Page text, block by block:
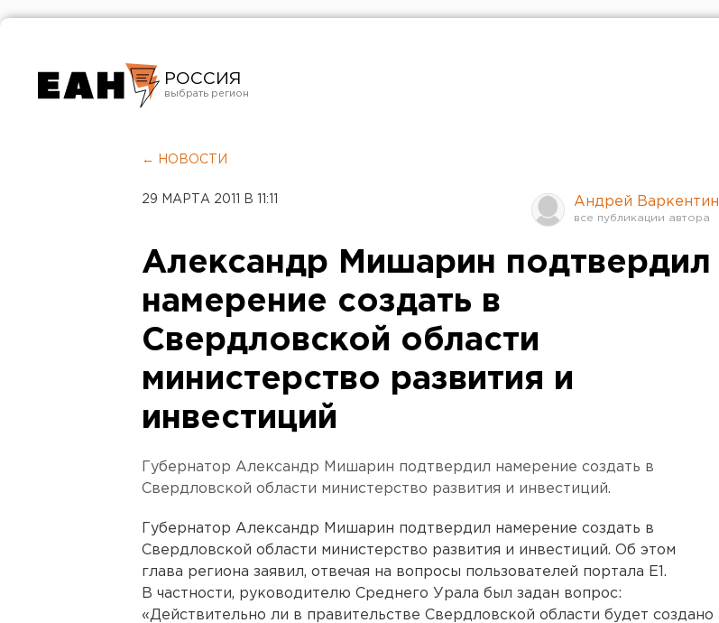
РОССИЯ
Челябинск
← НОВОСТИ
29 МАРТА 2011 В 11:11 Андрей Варкентин
Александр Мишарин подтвердил
намерение создать в
Свердловской области
министерство развития и
инвестиций
Губернатор Александр Мишарин подтвердил намерение создать в
Свердловской области министерство развития и инвестиций.
Губернатор Александр Мишарин подтвердил намерение создать в
Свердловской области министерство развития и инвестиций. Об этом
глава региона заявил, отвечая на вопросы пользователей портала E1.
В частности, руководителю Среднего Урала был задан вопрос:
«Действительно ли в правительстве Свердловской области будет создано